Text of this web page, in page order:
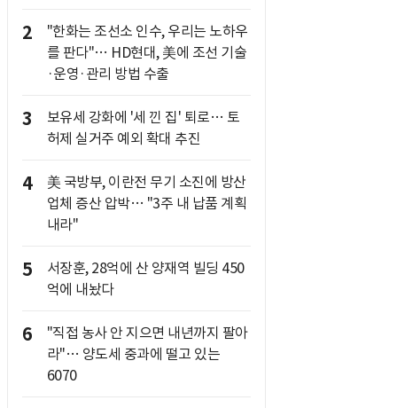
2
"한화는 조선소 인수, 우리는 노하우
를 판다"… HD현대, 美에 조선 기술
·운영·관리 방법 수출
3
보유세 강화에 '세 낀 집' 퇴로… 토
허제 실거주 예외 확대 추진
4
美 국방부, 이란전 무기 소진에 방산
업체 증산 압박… "3주 내 납품 계획
내라"
5
서장훈, 28억에 산 양재역 빌딩 450
억에 내놨다
6
"직접 농사 안 지으면 내년까지 팔아
라"… 양도세 중과에 떨고 있는
6070